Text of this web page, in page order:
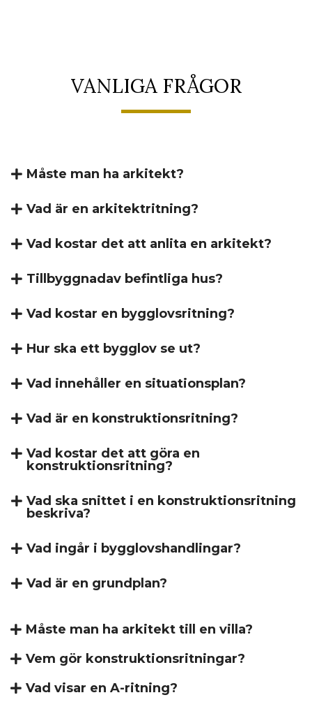
VANLIGA FRÅGOR
Måste man ha arkitekt?
Vad är en arkitektritning?
Vad kostar det att anlita en arkitekt?
Tillbyggnadav befintliga hus?
Vad kostar en bygglovsritning?
Hur ska ett bygglov se ut?
Vad innehåller en situationsplan?
Vad är en konstruktionsritning?
Vad kostar det att göra en
konstruktionsritning?
Vad ska snittet i en konstruktionsritning
beskriva?
Vad ingår i bygglovshandlingar?
Vad är en grundplan?
Måste man ha arkitekt till en villa?
Vem gör konstruktionsritningar?
Vad visar en A-ritning?